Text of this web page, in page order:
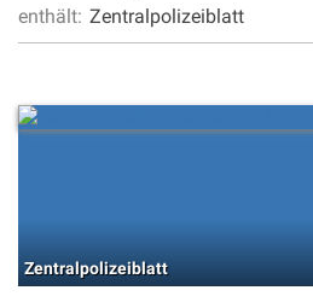
enthält: Zentralpolizeiblatt
Zentralpolizeiblatt